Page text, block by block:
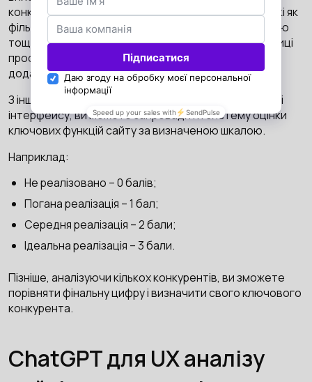
конкурента, але й окремі елементи інтерфейсу, такі як
фільтри, можливість купити в 1 клік, навігація по меню
тощо. Оцінку цих пунктів можна реалізувати в таблиці
простими позначками: так/ні, є/відсутній, або ж
додавати короткий опис кожного елементу.
З іншого боку, якщо метою аналізу є оцінка юзабіліті
інтерфейсу, ви можете запровадити систему оцінки
ключових функцій сайту за визначеною шкалою.
Наприклад:
Не реалізовано – 0 балів;
Погана реалізація – 1 бал;
Середня реалізація – 2 бали;
Ідеальна реалізація – 3 бали.
Пізніше, аналізуючи кількох конкурентів, ви зможете
порівняти фінальну цифру і визначити свого ключового
конкурента.
ChatGPT для UX аналізу